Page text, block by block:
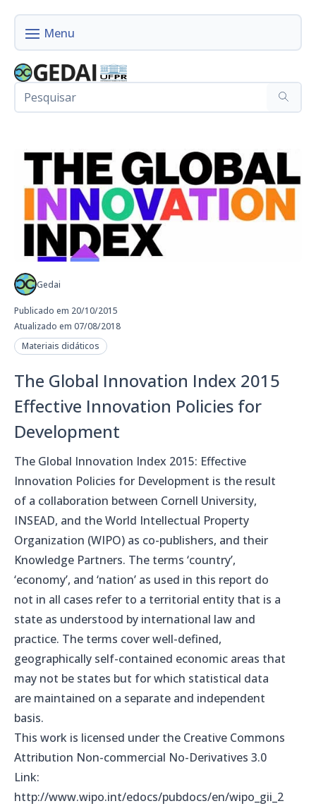
Gedai
Publicado em 20/10/2015
Atualizado em 07/08/2018
Materiais didáticos
The Global Innovation Index 2015
Effective Innovation Policies for
Development
The Global Innovation Index 2015: Effective
Innovation Policies for Development is the result
of a collaboration between Cornell University,
INSEAD, and the World Intellectual Property
Organization (WIPO) as co-publishers, and their
Knowledge Partners. The terms ‘country’,
‘economy’, and ‘nation’ as used in this report do
not in all cases refer to a territorial entity that is a
state as understood by international law and
practice. The terms cover well-defined,
geographically self-contained economic areas that
may not be states but for which statistical data
are maintained on a separate and independent
basis.
This work is licensed under the Creative Commons
Attribution Non-commercial No-Derivatives 3.0
Link:
http://www.wipo.int/edocs/pubdocs/en/wipo_gii_2